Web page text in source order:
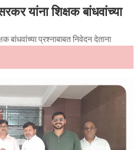
यांना शिक्षक बांधवांच्या
बांधवांच्या प्रश्नाबाबत निवेदन देताना